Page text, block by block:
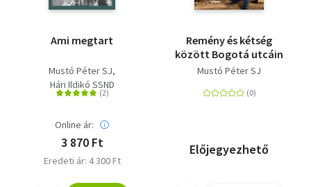
Ami megtart
Mustó Péter SJ
Hári Ildikó SSND
Online ár:
3 870 Ft
Eredeti ár: 4 300 Ft
Remény és kétség
között Bogotá utcáin
Mustó Péter SJ
Előjegyezhető